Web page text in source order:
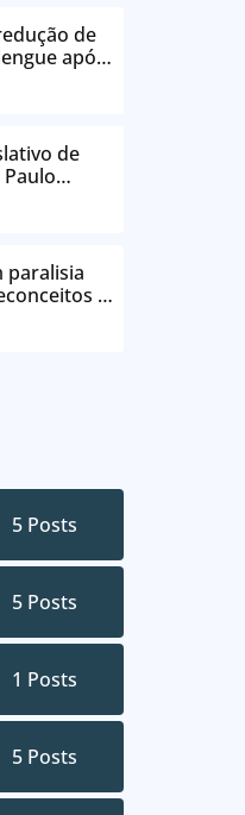
de
após
de
Paulo
paralisia
e
5 Posts
5 Posts
1 Posts
5 Posts